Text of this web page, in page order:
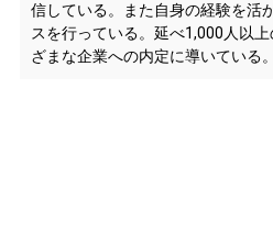
信している。また自身の経験を活
スを行っている。延べ1,000人以
ざまな企業への内定に導いている。